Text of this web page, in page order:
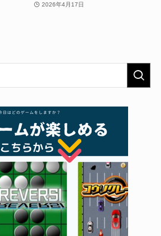
2026年4月17日